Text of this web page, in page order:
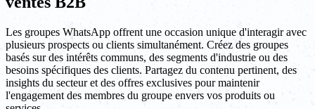
Les groupes WhatsApp offrent une occasion unique d'interagir avec
plusieurs prospects ou clients simultanément. Créez des groupes
basés sur des intérêts communs, des segments d'industrie ou des
besoins spécifiques des clients. Partagez du contenu pertinent, des
insights du secteur et des offres exclusives pour maintenir
l'engagement des membres du groupe envers vos produits ou